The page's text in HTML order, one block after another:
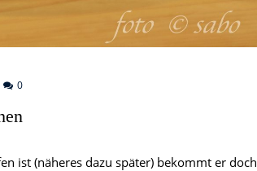
0
ist (näheres dazu später) bekommt er doch